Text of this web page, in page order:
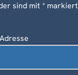
sind mit * markiert